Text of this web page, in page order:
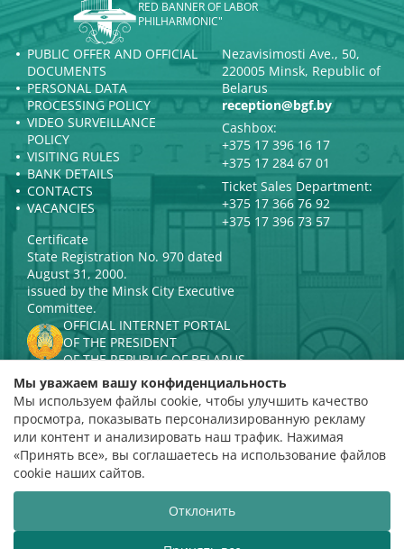
RED BANNER OF LABOR
PHILHARMONIC"
PUBLIC OFFER AND OFFICIAL
DOCUMENTS
PERSONAL DATA
PROCESSING POLICY
VIDEO SURVEILLANCE
POLICY
VISITING RULES
BANK DETAILS
CONTACTS
VACANCIES
Nezavisimosti Ave., 50,
220005 Minsk, Republic of
Belarus
reception@bgf.by
Cashbox:
+375 17 396 16 17
+375 17 284 67 01
Ticket Sales Department:
+375 17 366 76 92
+375 17 396 73 57
Certificate
State Registration No. 970 dated
August 31, 2000.
issued by the Minsk City Executive
Committee.
OFFICIAL INTERNET PORTAL
OF THE PRESIDENT
OF THE REPUBLIC OF BELARUS
MINISTRY OF CULTURE OF THE
REPUBLIC OF BELARUS
PORTAL
RATING ASSESSMENT
Rating 4.9
based on 112 reviews
Website developmentВТОП3
Мы уважаем вашу конфиденциальность
Мы используем файлы cookie, чтобы улучшить качество
просмотра, показывать персонализированную рекламу
или контент и анализировать наш трафик. Нажимая
«Принять все», вы соглашаетесь на использование файлов
cookie наших сайтов.
Отклонить